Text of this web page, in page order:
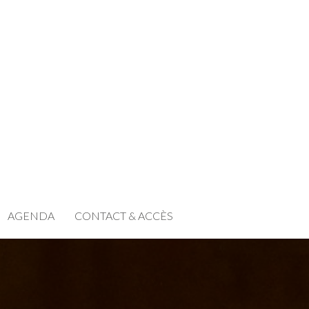
AGENDA CONTACT & ACCÈS